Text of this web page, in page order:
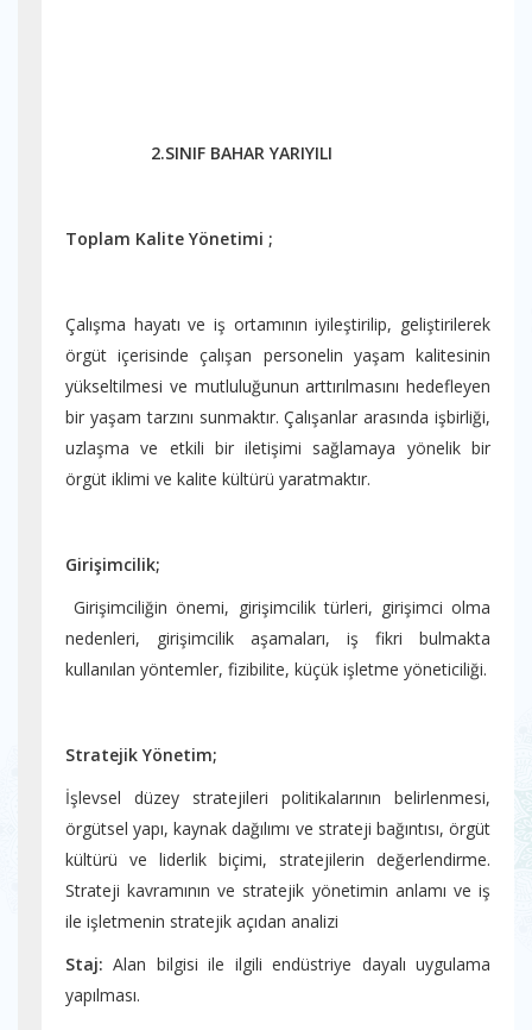
2.SINIF BAHAR YARIYILI
Toplam Kalite Yönetimi ;
Çalışma hayatı ve iş ortamının iyileştirilip, geliştirilerek
örgüt içerisinde çalışan personelin yaşam kalitesinin
yükseltilmesi ve mutluluğunun arttırılmasını hedefleyen
bir yaşam tarzını sunmaktır. Çalışanlar arasında işbirliği,
uzlaşma ve etkili bir iletişimi sağlamaya yönelik bir
örgüt iklimi ve kalite kültürü yaratmaktır.
Girişimcilik;
Girişimciliğin önemi, girişimcilik türleri, girişimci olma
nedenleri, girişimcilik aşamaları, iş fikri bulmakta
kullanılan yöntemler, fizibilite, küçük işletme yöneticiliği.
Stratejik Yönetim;
İşlevsel düzey stratejileri politikalarının belirlenmesi,
örgütsel yapı, kaynak dağılımı ve strateji bağıntısı, örgüt
kültürü ve liderlik biçimi, stratejilerin değerlendirme.
Strateji kavramının ve stratejik yönetimin anlamı ve iş
ile işletmenin stratejik açıdan analizi
Staj:Alan bilgisi ile ilgili endüstriye dayalı uygulama
yapılması.